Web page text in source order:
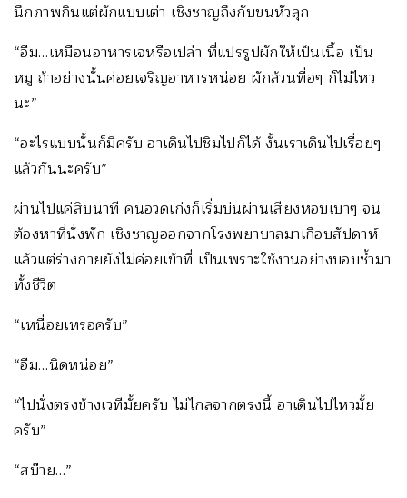
นึกภาพกินแต่ผักแบบเต่า เชิงชาญถึงกับขนหัวลุก
“อืม…เหมือนอาหารเจหรือเปล่า ที่แปรรูปผักให้เป็นเนื้อ เป็น
หมู ถ้าอย่างนั้นค่อยเจริญอาหารหน่อย ผักล้วนทื่อๆ ก็ไม่ไหว
นะ”
“อะไรแบบนั้นก็มีครับ อาเดินไปชิมไปก็ได้ งั้นเราเดินไปเรื่อยๆ
แล้วกันนะครับ”
ผ่านไปแค่สิบนาที คนอวดเก่งก็เริ่มบ่นผ่านเสียงหอบเบาๆ จน
ต้องหาที่นั่งพัก เชิงชาญออกจากโรงพยาบาลมาเกือบสัปดาห์
แล้วแต่ร่างกายยังไม่ค่อยเข้าที่ เป็นเพราะใช้งานอย่างบอบช้ำมา
ทั้งชีวิต
“เหนื่อยเหรอครับ”
“อืม…นิดหน่อย”
“ไปนั่งตรงข้างเวทีมั้ยครับ ไม่ไกลจากตรงนี้ อาเดินไปไหวมั้ย
ครับ”
“สบ๊าย…”